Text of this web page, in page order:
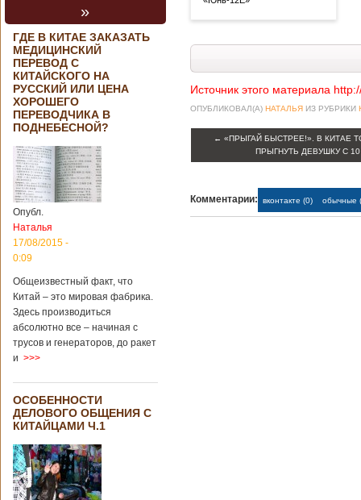
»
ГДЕ В КИТАЕ ЗАКАЗАТЬ
МЕДИЦИНСКИЙ
ПЕРЕВОД С
КИТАЙСКОГО НА
РУССКИЙ ИЛИ ЦЕНА
ХОРОШЕГО
ПЕРЕВОДЧИКА В
ПОДНЕБЕСНОЙ?
Опубл.
Наталья
17/08/2015 -
0:09
Общеизвестный факт, что
Китай – это мировая фабрика.
Здесь производиться
абсолютно все – начиная с
трусов и генераторов, до ракет
и >>>
ОСОБЕННОСТИ
ДЕЛОВОГО ОБЩЕНИЯ С
КИТАЙЦАМИ Ч.1
Источник этого материала
ОПУБЛИКОВАЛ(А) НАТАЛЬЯ ИЗ РУБРИКИ
← «ПРЫГАЙ БЫСТРЕЕ!». В КИТАЕ
ПРЫГНУТЬ ДЕВУШКУ С
Комментарии: вконтакте (0) обычные